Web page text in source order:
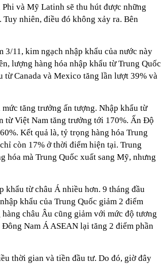
và Mỹ Latinh sẽ thu hút được những
nhiên, điều đó không xảy ra. Bên
11, kim ngạch nhập khẩu của nước này
lượng hàng hóa nhập khẩu từ Trung Quốc
từ Canada và Mexico tăng lần lượt 39% và
tăng trưởng ấn tượng. Nhập khẩu từ
từ Việt Nam tăng trưởng tới 170%. Ấn Độ
Kết quả là, tỷ trọng hàng hóa Trung
còn 17% ở thời điểm hiện tại. Trung
hóa mà Trung Quốc xuất sang Mỹ, nhưng
từ châu Á nhiều hơn. 9 tháng đầu
khẩu của Trung Quốc giảm 2 điểm
châu Âu cũng giảm với mức độ tương
Nam Á ASEAN lại tăng 2 điểm phần
thời gian và tiền đầu tư. Do đó, giờ đây